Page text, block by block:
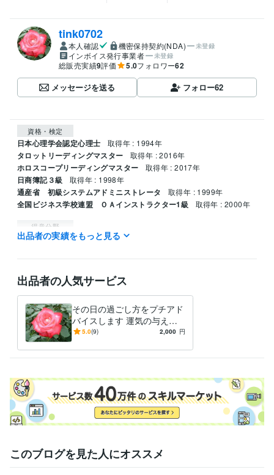
tink0702
本人確認 機密保持契約(NDA) 未登録
インボイス発行事業者 未登録
総販売実績9評価 5.0フォロワー62
メッセージを送る フォロー62
資格・検定
日本心理学会認定心理士 取得年 : 1994年
タロットリーディングマスター 取得年 : 2016年
ホロスコープリーディングマスター 取得年 : 2017年
日商簿記３級 取得年 : 1998年
通産省 初級システムアドミニストレータ 取得年 : 1999年
全国ビジネス学校連盟 ＯＡインストラクター1級 取得年 : 2000年
得意分野
占い 仕事上の人間関係　企業の本音
出品者の実績をもっと見る
出品者の人気サービス
その日の過ごし方をプチアド
バイスします 運気の与える
神秘の世界を覗いてみません
5.0(9) 2,000 円
このブログを見た人にオススメ